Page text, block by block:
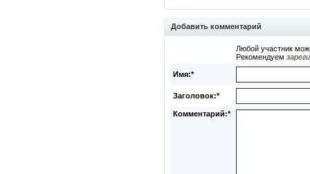
Добавить комментарий
Любой участник
Рекомендуем
Имя:*
Заголовок:*
Комментарий:*